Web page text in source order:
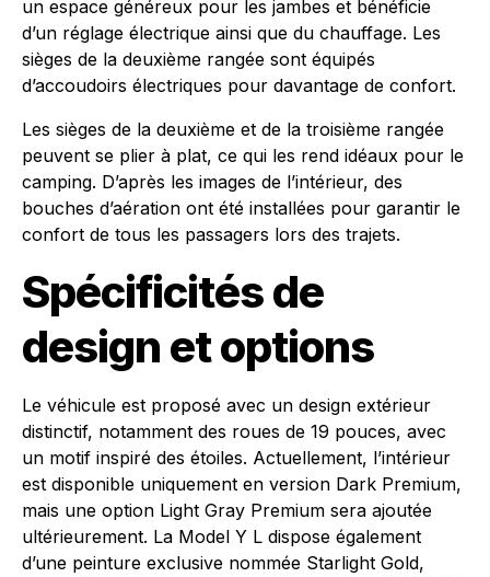
un espace généreux pour les jambes et bénéficie
d’un réglage électrique ainsi que du chauffage. Les
sièges de la deuxième rangée sont équipés
d’accoudoirs électriques pour davantage de confort.
Les sièges de la deuxième et de la troisième rangée
peuvent se plier à plat, ce qui les rend idéaux pour le
camping. D’après les images de l’intérieur, des
bouches d’aération ont été installées pour garantir le
confort de tous les passagers lors des trajets.
Spécificités de
design et options
Le véhicule est proposé avec un design extérieur
distinctif, notamment des roues de 19 pouces, avec
un motif inspiré des étoiles. Actuellement, l’intérieur
est disponible uniquement en version Dark Premium,
mais une option Light Gray Premium sera ajoutée
ultérieurement. La Model Y L dispose également
d’une peinture exclusive nommée Starlight Gold,